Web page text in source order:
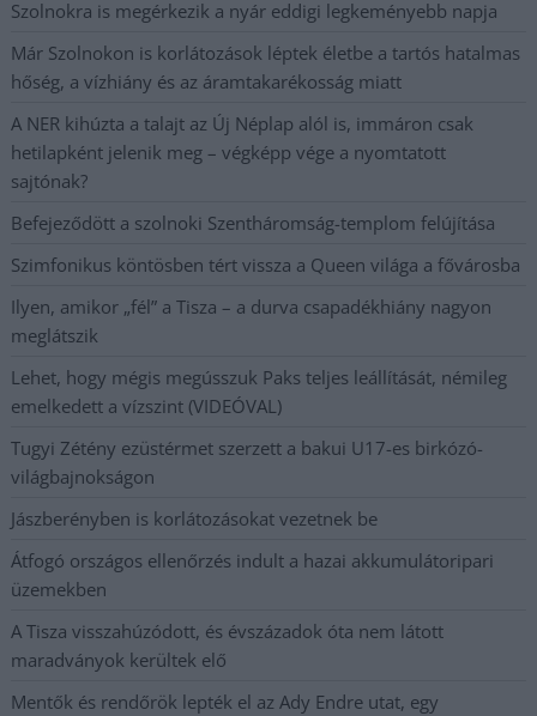
Szolnokra is megérkezik a nyár eddigi legkeményebb napja
Már Szolnokon is korlátozások léptek életbe a tartós hatalmas
hőség, a vízhiány és az áramtakarékosság miatt
A NER kihúzta a talajt az Új Néplap alól is, immáron csak
hetilapként jelenik meg – végképp vége a nyomtatott
sajtónak?
Befejeződött a szolnoki Szentháromság-templom felújítása
Szimfonikus köntösben tért vissza a Queen világa a fővárosba
Ilyen, amikor „fél” a Tisza – a durva csapadékhiány nagyon
meglátszik
Lehet, hogy mégis megússzuk Paks teljes leállítását, némileg
emelkedett a vízszint (VIDEÓVAL)
Tugyi Zétény ezüstérmet szerzett a bakui U17-es birkózó-
világbajnokságon
Jászberényben is korlátozásokat vezetnek be
Átfogó országos ellenőrzés indult a hazai akkumulátoripari
üzemekben
A Tisza visszahúzódott, és évszázadok óta nem látott
maradványok kerültek elő
Mentők és rendőrök lepték el az Ady Endre utat, egy